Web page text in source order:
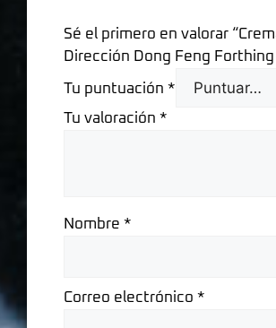
Sé el primero en valorar
Dirección Dong Feng Forthing
Tu puntuación *
Tu valoración *
Nombre *
Correo electrónico *